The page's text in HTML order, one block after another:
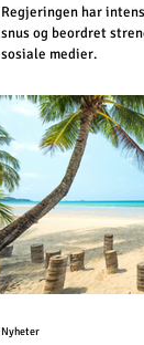
Regjeringen har
snus og beordret
sosiale medier.
Nyheter